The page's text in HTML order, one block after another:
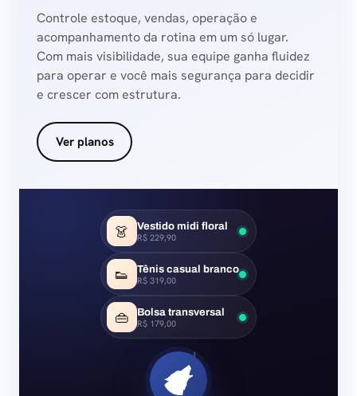
Controle estoque, vendas, operação e
acompanhamento da rotina em um só lugar.
Com mais visibilidade, sua equipe ganha fluidez
para operar e você mais segurança para decidir
e crescer com estrutura.
Ver planos
👗 Vestido midi floral
R$ 229,90
👟 Tênis casual branco
R$ 319,00
👜 Bolsa transversal
R$ 179,00